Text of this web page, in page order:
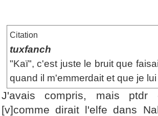
Citation
tuxfanch
"Kaï", c'est juste le bruit que
quand il m'emmerdait et que je
J'avais compris, mais
[v]comme dirait l'elfe dans